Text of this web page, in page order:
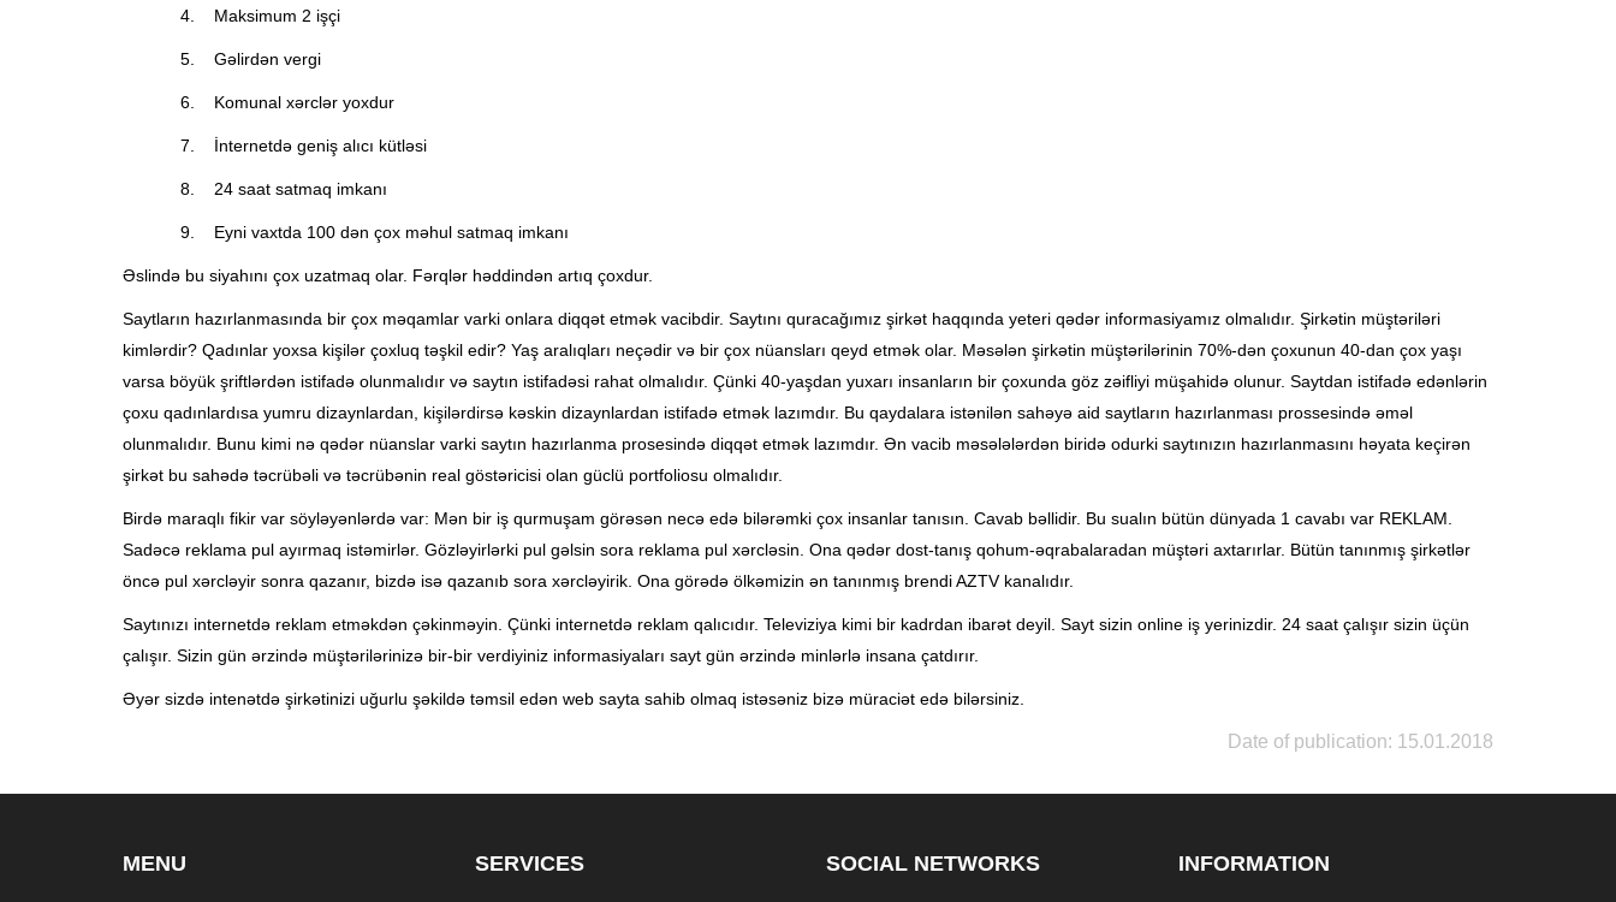
4. Maksimum 2 işçi
5. Gəlirdən vergi
6. Komunal xərclər yoxdur
7. İnternetdə geniş alıcı kütləsi
8. 24 saat satmaq imkanı
9. Eyni vaxtda 100 dən çox məhul satmaq imkanı
Əslində bu siyahını çox uzatmaq olar. Fərqlər həddindən artıq çoxdur.
Saytların hazırlanmasında bir çox məqamlar varki onlara diqqət etmək vacibdir. Saytını quracağımız şirkət haqqında yeteri qədər informasiyamız olmalıdır. Şirkətin müştəriləri
kimlərdir? Qadınlar yoxsa kişilər çoxluq təşkil edir? Yaş aralıqları neçədir və bir çox nüansları qeyd etmək olar. Məsələn şirkətin müştərilərinin 70%-dən çoxunun 40-dan çox yaşı
varsa böyük şriftlərdən istifadə olunmalıdır və saytın istifadəsi rahat olmalıdır. Çünki 40-yaşdan yuxarı insanların bir çoxunda göz zəifliyi müşahidə olunur. Saytdan istifadə edənlərin
çoxu qadınlardısa yumru dizaynlardan, kişilərdirsə kəskin dizaynlardan istifadə etmək lazımdır. Bu qaydalara istənilən sahəyə aid saytların hazırlanması prossesində əməl
olunmalıdır. Bunu kimi nə qədər nüanslar varki saytın hazırlanma prosesində diqqət etmək lazımdır. Ən vacib məsələlərdən biridə odurki saytınızın hazırlanmasını həyata keçirən
şirkət bu sahədə təcrübəli və təcrübənin real göstəricisi olan güclü portfoliosu olmalıdır.
Birdə maraqlı fikir var söyləyənlərdə var: Mən bir iş qurmuşam görəsən necə edə bilərəmki çox insanlar tanısın. Cavab bəllidir. Bu sualın bütün dünyada 1 cavabı var REKLAM.
Sadəcə reklama pul ayırmaq istəmirlər. Gözləyirlərki pul gəlsin sora reklama pul xərcləsin. Ona qədər dost-tanış qohum-əqrabalaradan müştəri axtarırlar. Bütün tanınmış şirkətlər
öncə pul xərcləyir sonra qazanır, bizdə isə qazanıb sora xərcləyirik. Ona görədə ölkəmizin ən tanınmış brendi AZTV kanalıdır.
Saytınızı internetdə reklam etməkdən çəkinməyin. Çünki internetdə reklam qalıcıdır. Televiziya kimi bir kadrdan ibarət deyil. Sayt sizin online iş yerinizdir. 24 saat çalışır sizin üçün
çalışır. Sizin gün ərzində müştərilərinizə bir-bir verdiyiniz informasiyaları sayt gün ərzində minlərlə insana çatdırır.
Əyər sizdə intenətdə şirkətinizi uğurlu şəkildə təmsil edən web sayta sahib olmaq istəsəniz bizə müraciət edə bilərsiniz.
Date of publication: 15.01.2018
MENU SERVICES SOCIAL NETWORKS INFORMATION